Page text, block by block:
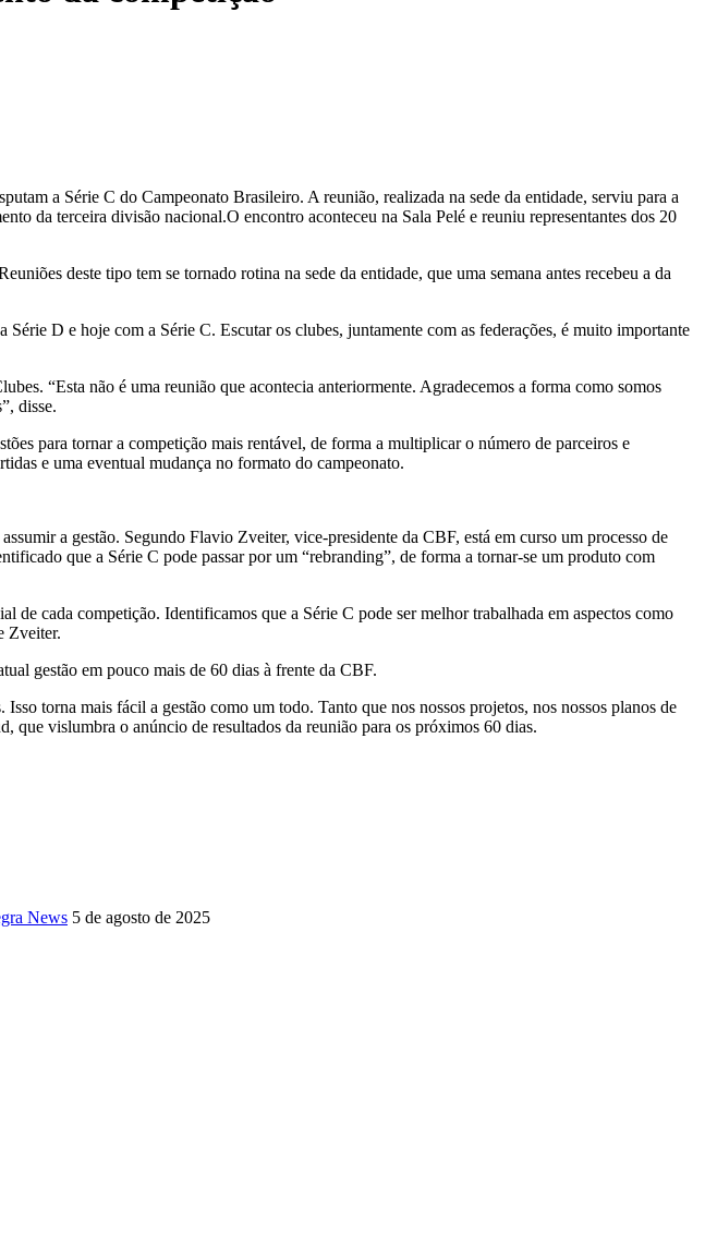
a Série C do Campeonato Brasileiro. A reunião, realizada na sede da entidade, serviu para a
da terceira divisão nacional.O encontro aconteceu na Sala Pelé e reuniu representantes dos 20
deste tipo tem se tornado rotina na sede da entidade, que uma semana antes recebeu a da
D e hoje com a Série C. Escutar os clubes, juntamente com as federações, é muito importante
“Esta não é uma reunião que acontecia anteriormente. Agradecemos a forma como somos
disse.
para tornar a competição mais rentável, de forma a multiplicar o número de parceiros e
e uma eventual mudança no formato do campeonato.
a gestão. Segundo Flavio Zveiter, vice-presidente da CBF, está em curso um processo de
que a Série C pode passar por um “rebranding”, de forma a tornar-se um produto com
de cada competição. Identificamos que a Série C pode ser melhor trabalhada em aspectos como
Zveiter.
gestão em pouco mais de 60 dias à frente da CBF.
torna mais fácil a gestão como um todo. Tanto que nos nossos projetos, nos nossos planos de
que vislumbra o anúncio de resultados da reunião para os próximos 60 dias.
News 5 de agosto de 2025